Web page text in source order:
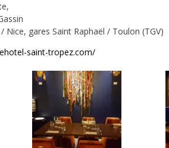
gares Saint Raphaël / Toulon (TGV)
saint-tropez.com/